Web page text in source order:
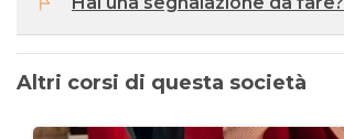
Altri corsi di questa società